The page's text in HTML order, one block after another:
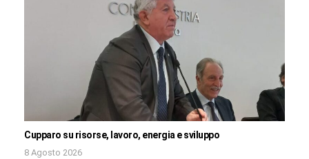
Cupparo su risorse, lavoro, energia e sviluppo
8 Agosto 2026